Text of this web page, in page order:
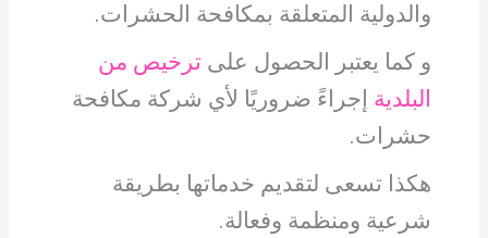
والدولية المتعلقة بمكافحة الحشرات.
و كما يعتبر الحصول على ترخيص من
البلدية إجراءً ضروريًا لأي شركة مكافحة
حشرات.
هكذا تسعى لتقديم خدماتها بطريقة
شرعية ومنظمة وفعالة.